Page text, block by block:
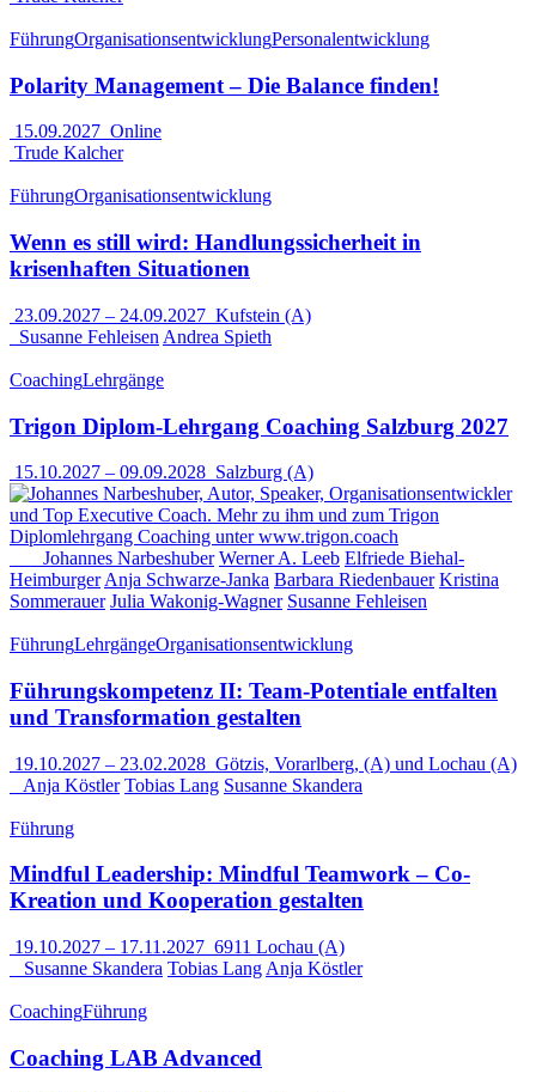
FührungOrganisationsentwicklungPersonalentwicklung
Polarity Management – Die Balance finden!
15.09.2027 Online
Trude Kalcher
FührungOrganisationsentwicklung
Wenn es still wird: Handlungssicherheit in
krisenhaften Situationen
23.09.2027 – 24.09.2027 Kufstein (A)
Susanne Fehleisen Andrea Spieth
CoachingLehrgänge
Trigon Diplom-Lehrgang Coaching Salzburg 2027
15.10.2027 – 09.09.2028 Salzburg (A)
Johannes Narbeshuber Werner A. Leeb Elfriede Biehal-
Heimburger Anja Schwarze-Janka Barbara Riedenbauer Kristina
Sommerauer Julia Wakonig-Wagner Susanne Fehleisen
FührungLehrgängeOrganisationsentwicklung
Führungskompetenz II: Team-Potentiale entfalten
und Transformation gestalten
19.10.2027 – 23.02.2028 Götzis, Vorarlberg, (A) und Lochau (A)
Anja Köstler Tobias Lang Susanne Skandera
Führung
Mindful Leadership: Mindful Teamwork – Co-
Kreation und Kooperation gestalten
19.10.2027 – 17.11.2027 6911 Lochau (A)
Susanne Skandera Tobias Lang Anja Köstler
CoachingFührung
Coaching LAB Advanced